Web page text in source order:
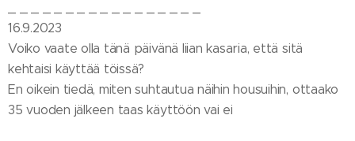
16.9.2023
Voiko vaate olla tänä päivänä liian kasaria, että sitä
kehtaisi käyttää töissä?
En oikein tiedä, miten suhtautua näihin housuihin, ottaako
35 vuoden jälkeen taas käyttöön vai ei 🤔